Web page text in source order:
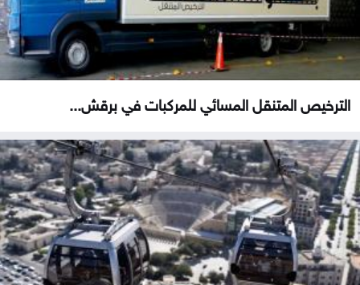
الترخيص المتنقل المسائي للمركبات في برقش...